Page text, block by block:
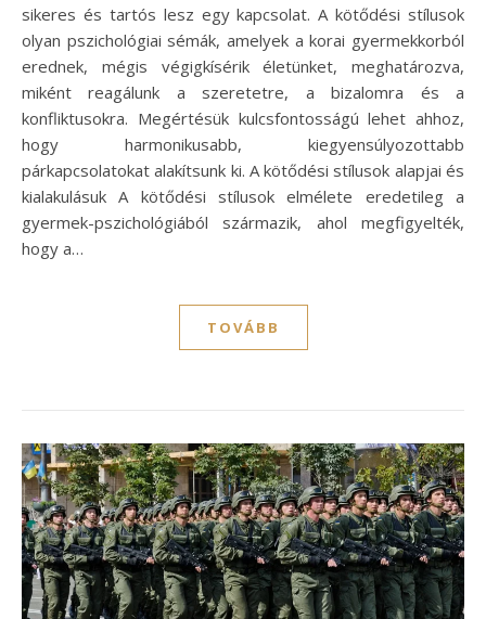
sikeres és tartós lesz egy kapcsolat. A kötődési stílusok
olyan pszichológiai sémák, amelyek a korai gyermekkorból
erednek, mégis végigkísérik életünket, meghatározva,
miként reagálunk a szeretetre, a bizalomra és a
konfliktusokra. Megértésük kulcsfontosságú lehet ahhoz,
hogy harmonikusabb, kiegyensúlyozottabb
párkapcsolatokat alakítsunk ki. A kötődési stílusok alapjai és
kialakulásuk A kötődési stílusok elmélete eredetileg a
gyermek-pszichológiából származik, ahol megfigyelték,
hogy a…
TOVÁBB